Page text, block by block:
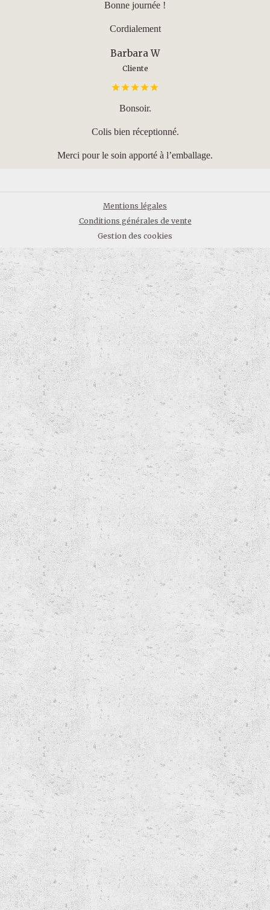
Bonne journée !
Cordialement
Barbara W
Cliente
Bonsoir.
Colis bien réceptionné.
Merci pour le soin apporté à l’emballage.
Mentions légales
Conditions générales de vente
Gestion des cookies